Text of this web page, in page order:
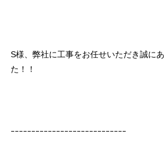
S様、弊社に工事をお任せいただき誠に
た！！
ｰｰｰｰｰｰｰｰｰｰｰｰｰｰｰｰｰｰｰｰｰｰｰｰｰｰｰｰ